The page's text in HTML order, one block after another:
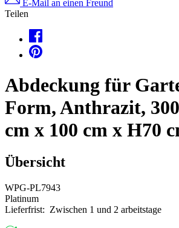
E-Mail an einen Freund
Teilen
Abdeckung für
Form, Anthrazit,
cm x 100 cm x H70
Übersicht
WPG-PL7943
Platinum
Lieferfrist: Zwischen 1 und 2 arbeitstage